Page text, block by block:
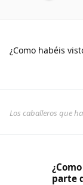
¿Como habéis
Los caballeros que
parte